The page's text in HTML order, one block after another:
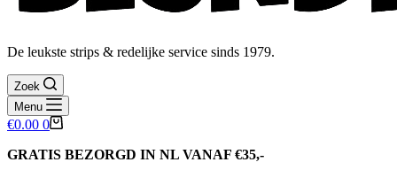
De leukste strips & redelijke service sinds 1979.
Zoek
Menu
Winkelwagen
€0.00 0
GRATIS BEZORGD IN NL VANAF €35,-